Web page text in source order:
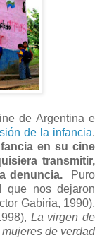
de Argentina e
de la infancia.
en su cine
transmitir,
denuncia.
Puro
que nos dejaron
Gabiria, 1990),
La virgen de
de verdad